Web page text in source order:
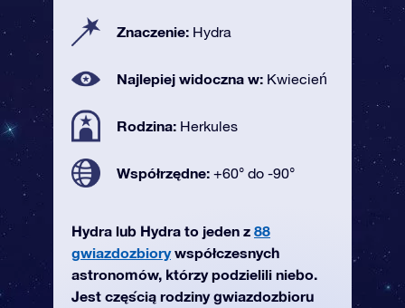
Znaczenie: Hydra
Najlepiej widoczna w: Kwiecień
Rodzina: Herkules
Współrzędne: +60° do -90°
Hydra lub Hydra to jeden z 88
gwiazdozbiorywspółczesnych
astronomów, którzy podzielili niebo.
Jest częścią rodziny gwiazdozbioru